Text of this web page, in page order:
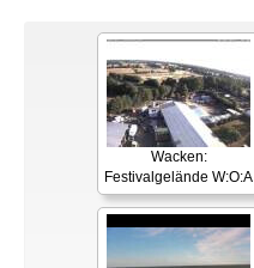
Wacken:
Festivalgelände W:O:A